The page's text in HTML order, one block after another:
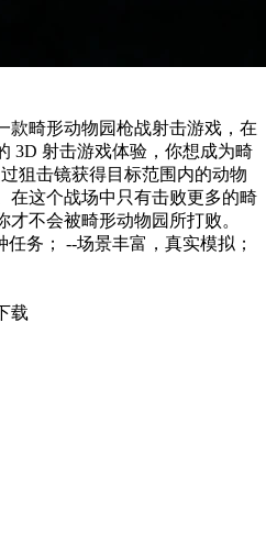
款畸形动物园枪战射击游戏，在
3D 射击游戏体验，你想成为畸
狙击镜获得目标范围内的动物
在这个战场中只有击败更多的畸
不会被畸形动物园所打败。
务； --场景丰富，真实模拟；
载